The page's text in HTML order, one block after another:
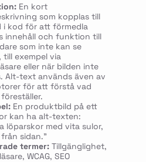
En kort
som kopplas till
i kod för att förmedla
innehåll och funktion till
som inte kan se
till exempel via
eller när bilden inte
Alt-text används även av
för att förstå vad
En produktbild på ett
kan ha alt-texten:
löparskor med vita sulor,
sidan.”
termer:Tillgänglighet,
WCAG, SEO